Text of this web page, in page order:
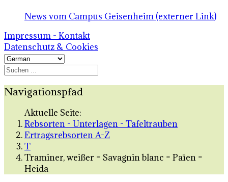
News vom Campus Geisenheim (externer Link)
Impressum - Kontakt
Datenschutz & Cookies
Navigationspfad
Aktuelle Seite:
Rebsorten - Unterlagen - Tafeltrauben
Ertragsrebsorten A-Z
T
Traminer, weißer = Savagnin blanc = Païen =
Heida